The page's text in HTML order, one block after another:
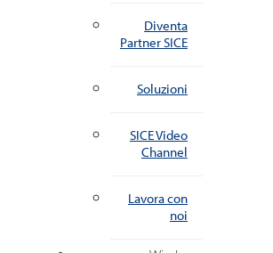
Diventa
Partner SICE
Soluzioni
SICE Video
Channel
Lavora con
noi